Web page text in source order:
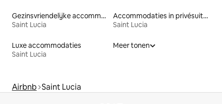
Gezinsvriendelijke accommodaties
Saint Lucia
Accommodaties in privésuites
Saint Lucia
Luxe accommodaties
Saint Lucia
Meer tonen
Airbnb Saint Lucia